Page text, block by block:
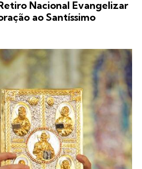
Nacional Evangelizar
ao Santíssimo